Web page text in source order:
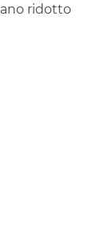
ridotto